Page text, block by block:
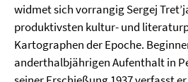
widmet sich vorrangig Sergej
produktivsten kultur- und
Kartographen der Epoche.
anderthalbjährigen Aufenthalt in